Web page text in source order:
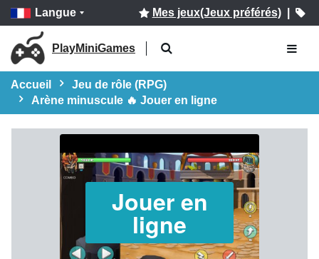
Langue Mes jeux(Jeux préférés)|
PlayMiniGames
Accueil
Jeu de rôle (RPG)
Arène minuscule 🔥 Jouer en ligne
Jouer en
ligne